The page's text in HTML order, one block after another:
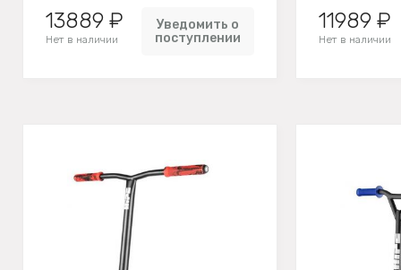
13889 ₽
Нет в наличии
Уведомить о
поступлении
11989 ₽
Нет в наличии